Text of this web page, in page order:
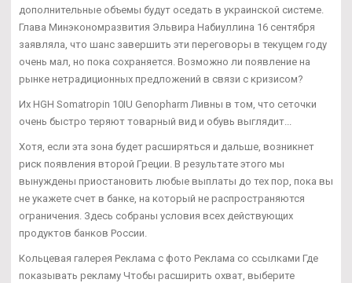
дополнительные объемы будут оседать в украинской системе.
Глава Минэкономразвития Эльвира Набиуллина 16 сентября
заявляла, что шанс завершить эти переговоры в текущем году
очень мал, но пока сохраняется. Возможно ли появление на
рынке нетрадиционных предложений в связи с кризисом?
Их HGH Somatropin 10IU Genopharm Ливны в том, что сеточки
очень быстро теряют товарный вид и обувь выглядит...
Хотя, если эта зона будет расширяться и дальше, возникнет
риск появления второй Греции. В результате этого мы
вынуждены приостановить любые выплаты до тех пор, пока вы
не укажете счет в банке, на который не распространяются
ограничения. Здесь собраны условия всех действующих
продуктов банков России.
Кольцевая галерея Реклама с фото Реклама со ссылками Где
показывать рекламу Чтобы расширить охват, выберите